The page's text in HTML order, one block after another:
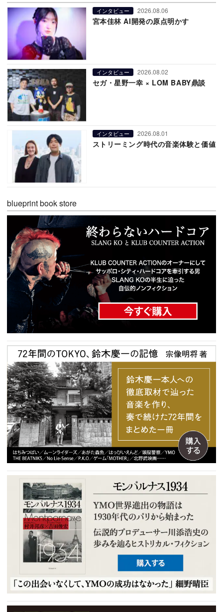
インタビュー 2026.08.06
宮本佳林 AI開発の原点明かす
インタビュー 2026.08.02
セガ・星野一幸 × LOM BABY鼎談
インタビュー 2026.08.01
ストリーミング時代の音楽体験と価値
blueprint book store